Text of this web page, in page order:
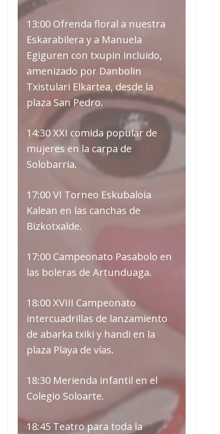
13:00 Ofrenda floral a nuestra
Eskarabilera y a Manuela
Egiguren con txupin incluido,
amenizado por Danbolin
Txistulari Elkartea, desde la
plaza San Pedro.
14:30 XXI comida popular de
mujeres en la carpa de
Solobarria.
17:00 VI Torneo Eskubaloia
Kalean en las canchas de
Bizkotxalde.
17:00 Campeonato Pasabolo en
las boleras de Artunduaga.
18:00 XVIII Campeonato
intercuadrillas de lanzamiento
de abarka txiki y handi en la
plaza Playa de vías.
18:30 Merienda infantil en el
Colegio Soloarte.
18:45 Teatro para toda la